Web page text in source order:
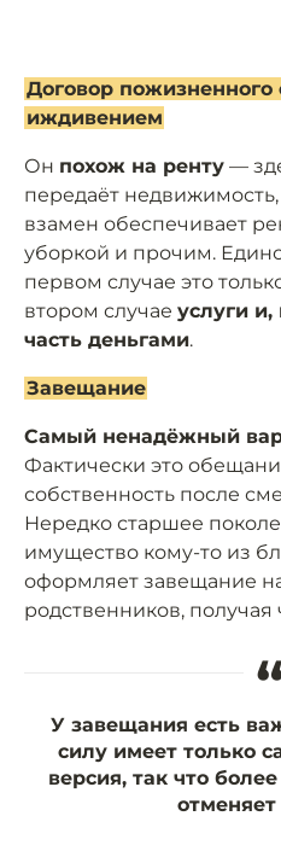
Договор пожизненного
иждивением
Он похож на ренту —
передаёт недвижимость,
взамен обеспечивает
уборкой и прочим.
первом случае это
втором случае услуги
часть деньгами.
Завещание
Самый ненадёжный
Фактически это
собственность после
Нередко старшее
имущество кому-то из
оформляет завещание
родственников, получая
У завещания есть
силу имеет только
версия, так что